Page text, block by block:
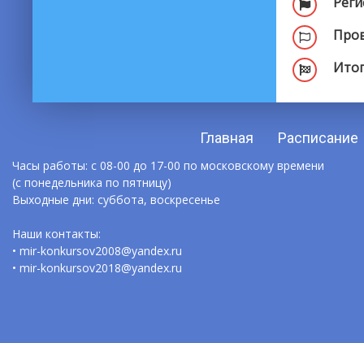
Главная Расписание
Часы работы: с 08-00 до 17-00 по московскому времени
(с понедельника по пятницу)
Выходные дни: суббота, воскресенье
Наши контакты:
• mir-konkursov2008@yandex.ru
• mir-konkursov2018@yandex.ru